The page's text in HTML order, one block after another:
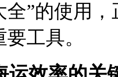
全”的使用
工具。